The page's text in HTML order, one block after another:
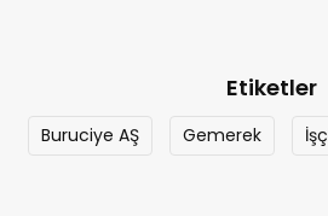
Etiketler
Buruciye AŞ Gemerek